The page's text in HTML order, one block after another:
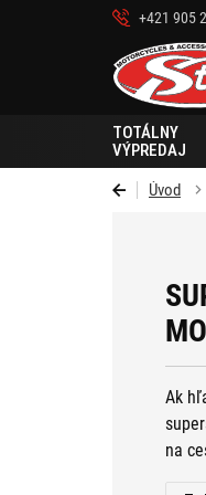
+421 905
Styx
TOTÁLNY
VÝPREDAJ
Úvod
Ak
na